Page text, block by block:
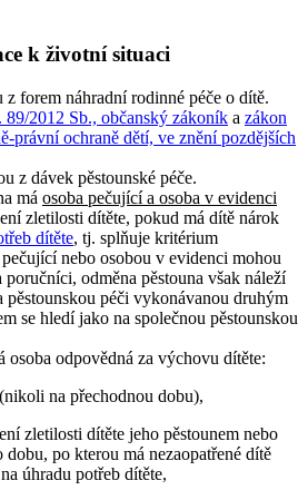
k životní situaci
z forem náhradní rodinné péče o dítě.
89/2012 Sb., občanský zákoník a zákon
právní ochraně dětí, ve znění pozdějších
z dávek pěstounské péče.
má osoba pečující a osoba v evidenci
zletilosti dítěte, pokud má dítě nárok
dítěte, tj. splňuje kritérium
nebo osobou v evidenci mohou
odměna pěstouna však náleží
pěstounskou péči vykonávanou druhým
se hledí jako na společnou pěstounskou
odpovědná za výchovu dítěte:
na přechodnou dobu),
zletilosti dítěte jeho pěstounem nebo
po kterou má nezaopatřené dítě
úhradu potřeb dítěte,